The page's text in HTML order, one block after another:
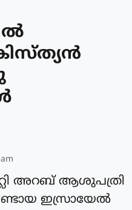
അറബ് ആശുപത്രി
ണ്ടായ ഇസ്രായേല്‍